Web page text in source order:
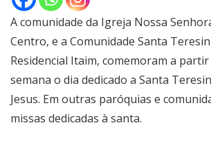
A comunidade da Igreja Nossa
Centro, e a Comunidade Santa
Residencial Itaim, comemoram a
semana o dia dedicado a Santa
Jesus. Em outras paróquias e
missas dedicadas à santa.